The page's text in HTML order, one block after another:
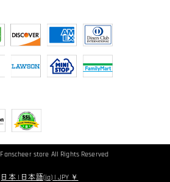
Fanscheerstore All Rights Reserved
日本| 日本語(ja) | JPY ￥